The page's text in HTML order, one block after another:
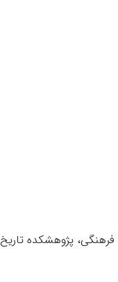
علوم انسانی و مطالعات فرهنگی، پژوهشکده تاریخ